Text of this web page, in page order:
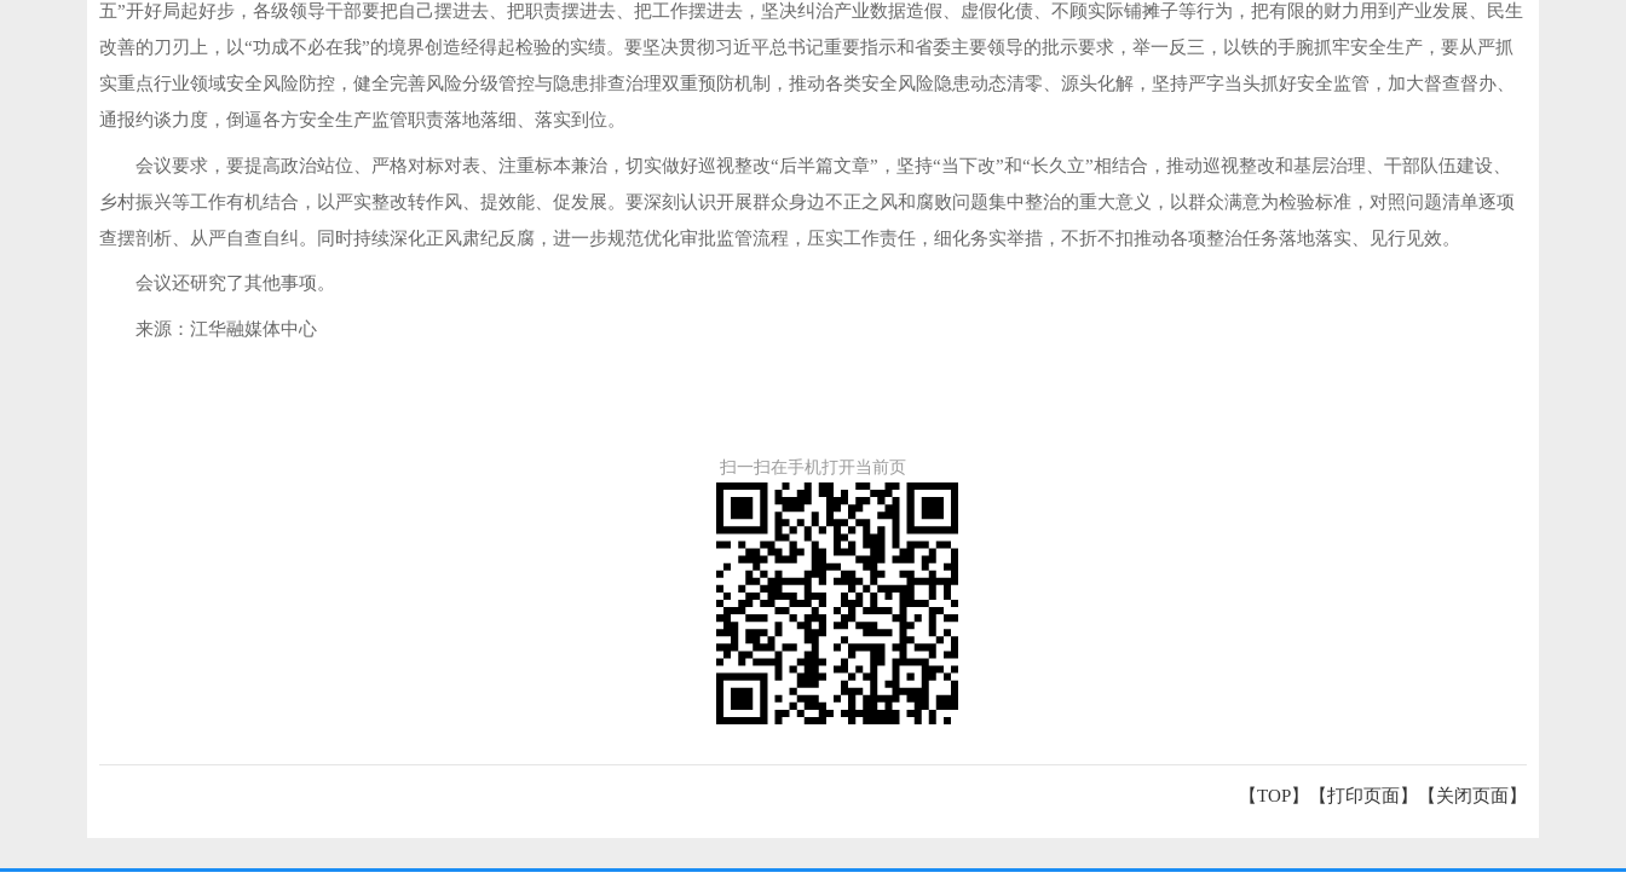
五”开好局起好步，各级领导干部要把自己摆进去、把职责摆进去、把工作摆进去，坚决纠治产业数据造假、虚假化债、不顾实际铺摊子等行为，把有限的财力用到产业发展、民生
改善的刀刃上，以“功成不必在我”的境界创造经得起检验的实绩。要坚决贯彻习近平总书记重要指示和省委主要领导的批示要求，举一反三，以铁的手腕抓牢安全生产，要从严抓
实重点行业领域安全风险防控，健全完善风险分级管控与隐患排查治理双重预防机制，推动各类安全风险隐患动态清零、源头化解，坚持严字当头抓好安全监管，加大督查督办、
通报约谈力度，倒逼各方安全生产监管职责落地落细、落实到位。
会议要求，要提高政治站位、严格对标对表、注重标本兼治，切实做好巡视整改“后半篇文章”，坚持“当下改”和“长久立”相结合，推动巡视整改和基层治理、干部队伍建设、
乡村振兴等工作有机结合，以严实整改转作风、提效能、促发展。要深刻认识开展群众身边不正之风和腐败问题集中整治的重大意义，以群众满意为检验标准，对照问题清单逐项
查摆剖析、从严自查自纠。同时持续深化正风肃纪反腐，进一步规范优化审批监管流程，压实工作责任，细化务实举措，不折不扣推动各项整治任务落地落实、见行见效。
会议还研究了其他事项。
来源：江华融媒体中心
扫一扫在手机打开当前页
【TOP】 【打印页面 】【 关闭页面 】